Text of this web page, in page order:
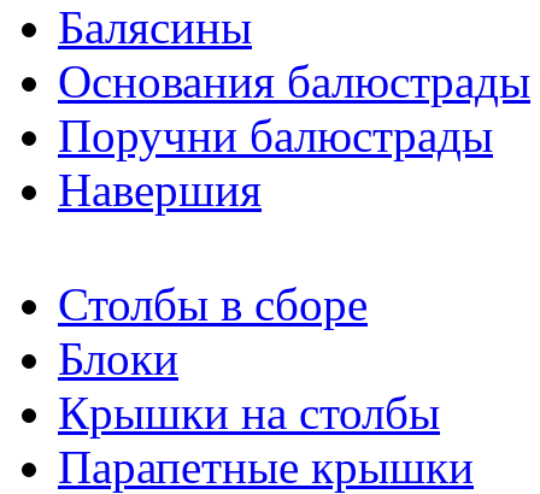
Балясины
Основания балюстрады
Поручни балюстрады
Навершия
Столбы в сборе
Блоки
Крышки на столбы
Парапетные крышки